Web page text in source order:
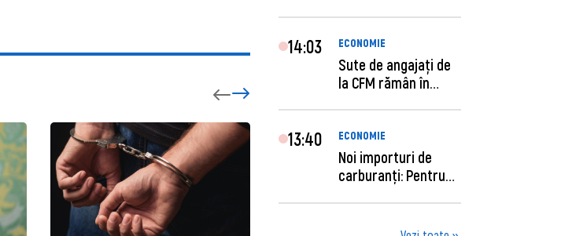
14:03 ECONOMIE
Sute de angajaţi de
la CFM rămân în
13:40 ECONOMIE
Noi importuri de
carburanți: Pentru